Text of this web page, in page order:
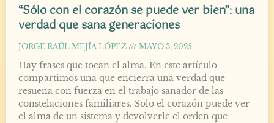
“Sólo con el corazón se puede ver bien”: una
verdad que sana generaciones
JORGE RAÚL MEJÍA LÓPEZ MAYO 3, 2025
Hay frases que tocan el alma. En este artículo
compartimos una que encierra una verdad que
resuena con fuerza en el trabajo sanador de las
constelaciones familiares. Solo el corazón puede ver
el alma de un sistema y devolverle el orden que